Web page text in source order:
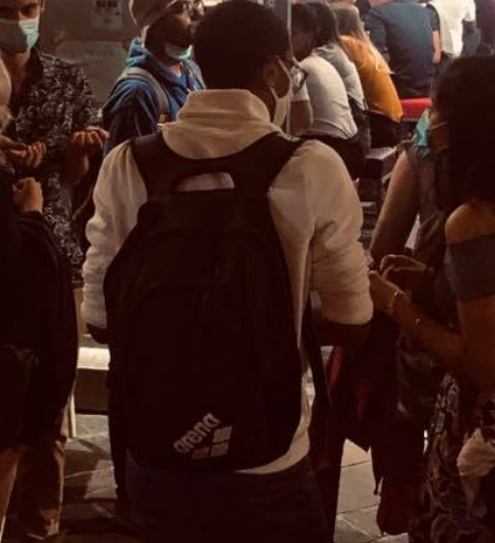
ENVOI
CHICKEN WAY
7J/7
h non stop sauf le
de14.00 01.00h